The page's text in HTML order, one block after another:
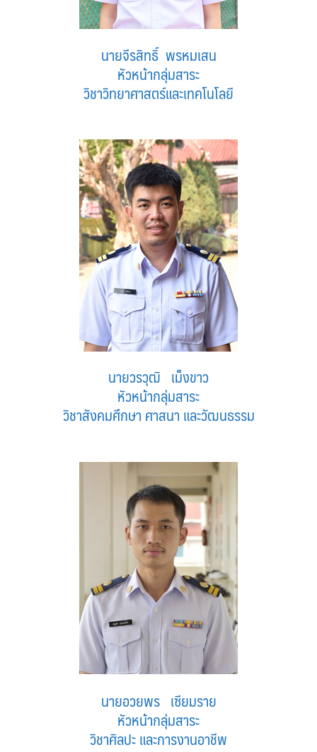
นายจีรสิทธิ์ พรหมเสน
หัวหน้ากลุ่มสาระ
วิชาวิทยาศาสตร์และเทคโนโลยี
นายวรวุฒิ เม็งขาว
หัวหน้ากลุ่มสาระ
วิชาสังคมศึกษา ศาสนา และวัฒนธรรม
นายอวยพร เซียมราย
หัวหน้ากลุ่มสาระ
วิชาศิลปะ และการงานอาชีพ